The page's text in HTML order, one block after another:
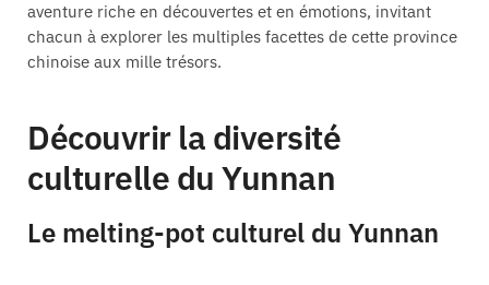
aventure riche en découvertes et en émotions, invitant
chacun à explorer les multiples facettes de cette province
chinoise aux mille trésors.
Découvrir la diversité
culturelle du Yunnan
Le melting-pot culturel du Yunnan